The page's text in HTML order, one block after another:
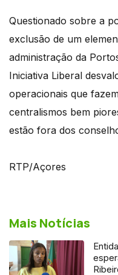
Questionado sobre a
exclusão de um
administração da
Iniciativa Liberal
operacionais que
centralismos bem
estão fora dos
RTP/Açores
Mais Notícias